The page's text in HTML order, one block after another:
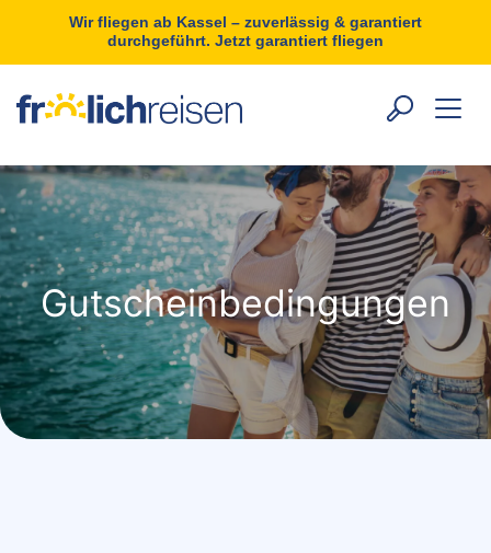
Wir fliegen ab Kassel – zuverlässig & garantiert
durchgeführt. Jetzt garantiert fliegen
Gutscheinbedingungen